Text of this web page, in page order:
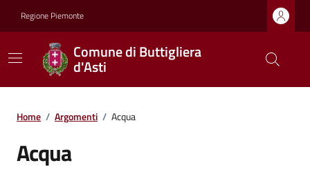
Regione Piemonte
Comune di Buttigliera
d'Asti
Home / Argomenti / Acqua
Acqua